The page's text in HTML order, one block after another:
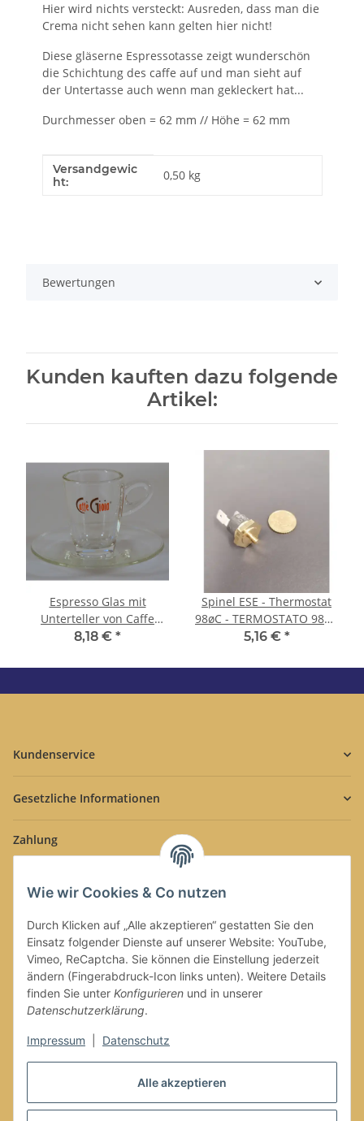
Alle akzeptieren
Wie wir Cookies & Co nutzen
Durch Klicken auf „Alle akzeptieren“ gestatten Sie den
Einsatz folgender Dienste auf unserer Website: YouTube,
Vimeo, ReCaptcha. Sie können die Einstellung jederzeit
ändern (Fingerabdruck-Icon links unten). Weitere Details
finden Sie unter Konfigurieren und in unserer
Datenschutzerklärung.
Impressum Datenschutz
Hier wird nichts versteckt: Ausreden, dass man die
Crema nicht sehen kann gelten hier nicht!
Diese gläserne Espressotasse zeigt wunderschön
die Schichtung des caffe auf und man sieht auf
der Untertasse auch wenn man gekleckert hat...
Durchmesser oben = 62 mm // Höhe = 62 mm
Produkteigenschaft
Wert
Versandgewic
ht:
0,50 kg
Bewertungen
Kunden kauften dazu folgende
Artikel:
Espresso Glas mit
Unterteller von Caffe
Gioia - Labcaffe
8,18 € *
Spinel ESE - Thermostat
98øC - TERMOSTATO 98øC
TRIP FREE R.M.
5,16 € *
Kundenservice
Gesetzliche Informationen
Zahlung
Versand
Vertrag widerrufen